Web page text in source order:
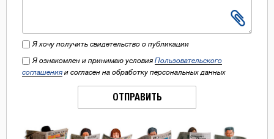
Я хочу получить свидетельство о публикации
Я ознакомлен и принимаю условия Пользовательского
соглашения и согласен на обработку персональных данных
ОТПРАВИТЬ